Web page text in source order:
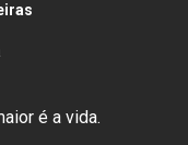
é a vida.